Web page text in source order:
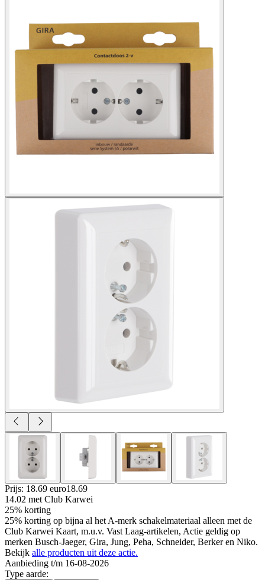
Prijs: 18.69 euro18.69
14.02 met Club Karwei
25% korting
25% korting op bijna al het A-merk schakelmateriaal alleen met de
Club Karwei Kaart, m.u.v. Vast Laag-artikelen, Actie geldig op
merken Busch-Jaeger, Gira, Jung, Peha, Schneider, Berker en Niko.
Bekijk alle producten uit deze actie.
Aanbieding t/m 16-08-2026
Type aarde: